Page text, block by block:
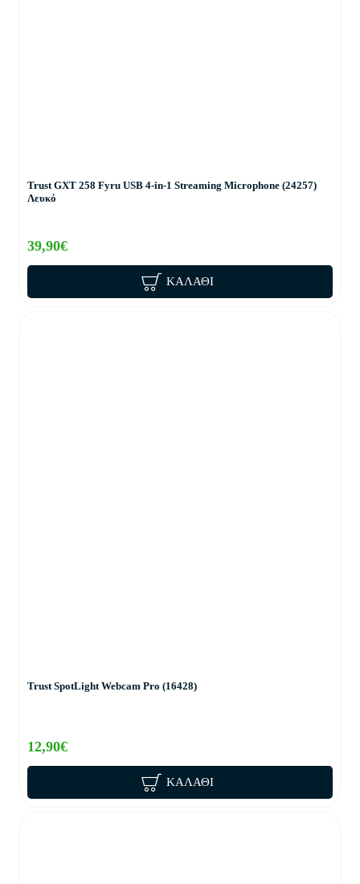
Trust GXT 258 Fyru USB 4-in-1 Streaming Microphone (24257)
Λευκό
39,90€
ΚΑΛΆΘΙ
Trust SpotLight Webcam Pro (16428)
12,90€
ΚΑΛΆΘΙ